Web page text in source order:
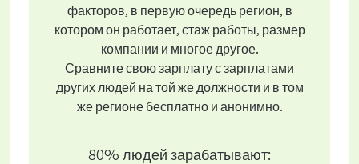
факторов, в первую очередь регион, в
котором он работает, стаж работы, размер
компании и многое другое.
Сравните свою зарплату с зарплатами
других людей на той же должности и в том
же регионе бесплатно и анонимно.
80% людей зарабатывают: